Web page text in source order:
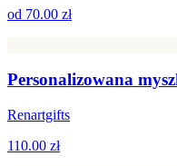
od 70.00 zł
Personalizowana
Renartgifts
110.00 zł